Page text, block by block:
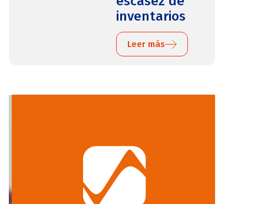
inventarios
Leer más